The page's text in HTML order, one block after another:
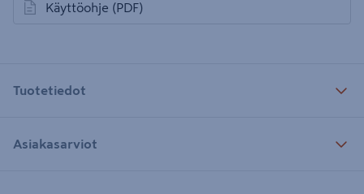
Käyttöohje (PDF)
avautuu uuteen välilehteen
Tuotetiedot
Asiakasarviot